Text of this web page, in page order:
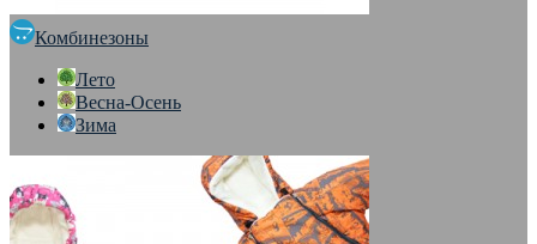
Комбинезоны
Лето
Весна-Осень
Зима